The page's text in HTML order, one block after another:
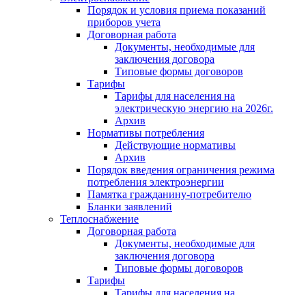
Порядок и условия приема показаний
приборов учета
Договорная работа
Документы, необходимые для
заключения договора
Типовые формы договоров
Тарифы
Тарифы для населения на
электрическую энергию на 2026г.
Архив
Нормативы потребления
Действующие нормативы
Архив
Порядок введения ограничения режима
потребления электроэнергии
Памятка гражданину-потребителю
Бланки заявлений
Теплоснабжение
Договорная работа
Документы, необходимые для
заключения договора
Типовые формы договоров
Тарифы